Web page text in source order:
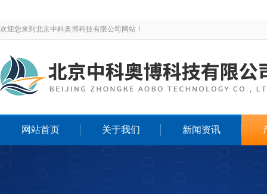
欢迎您来到北京中科奥博科技有限公司网站！
网站首页 关于我们 新闻资讯